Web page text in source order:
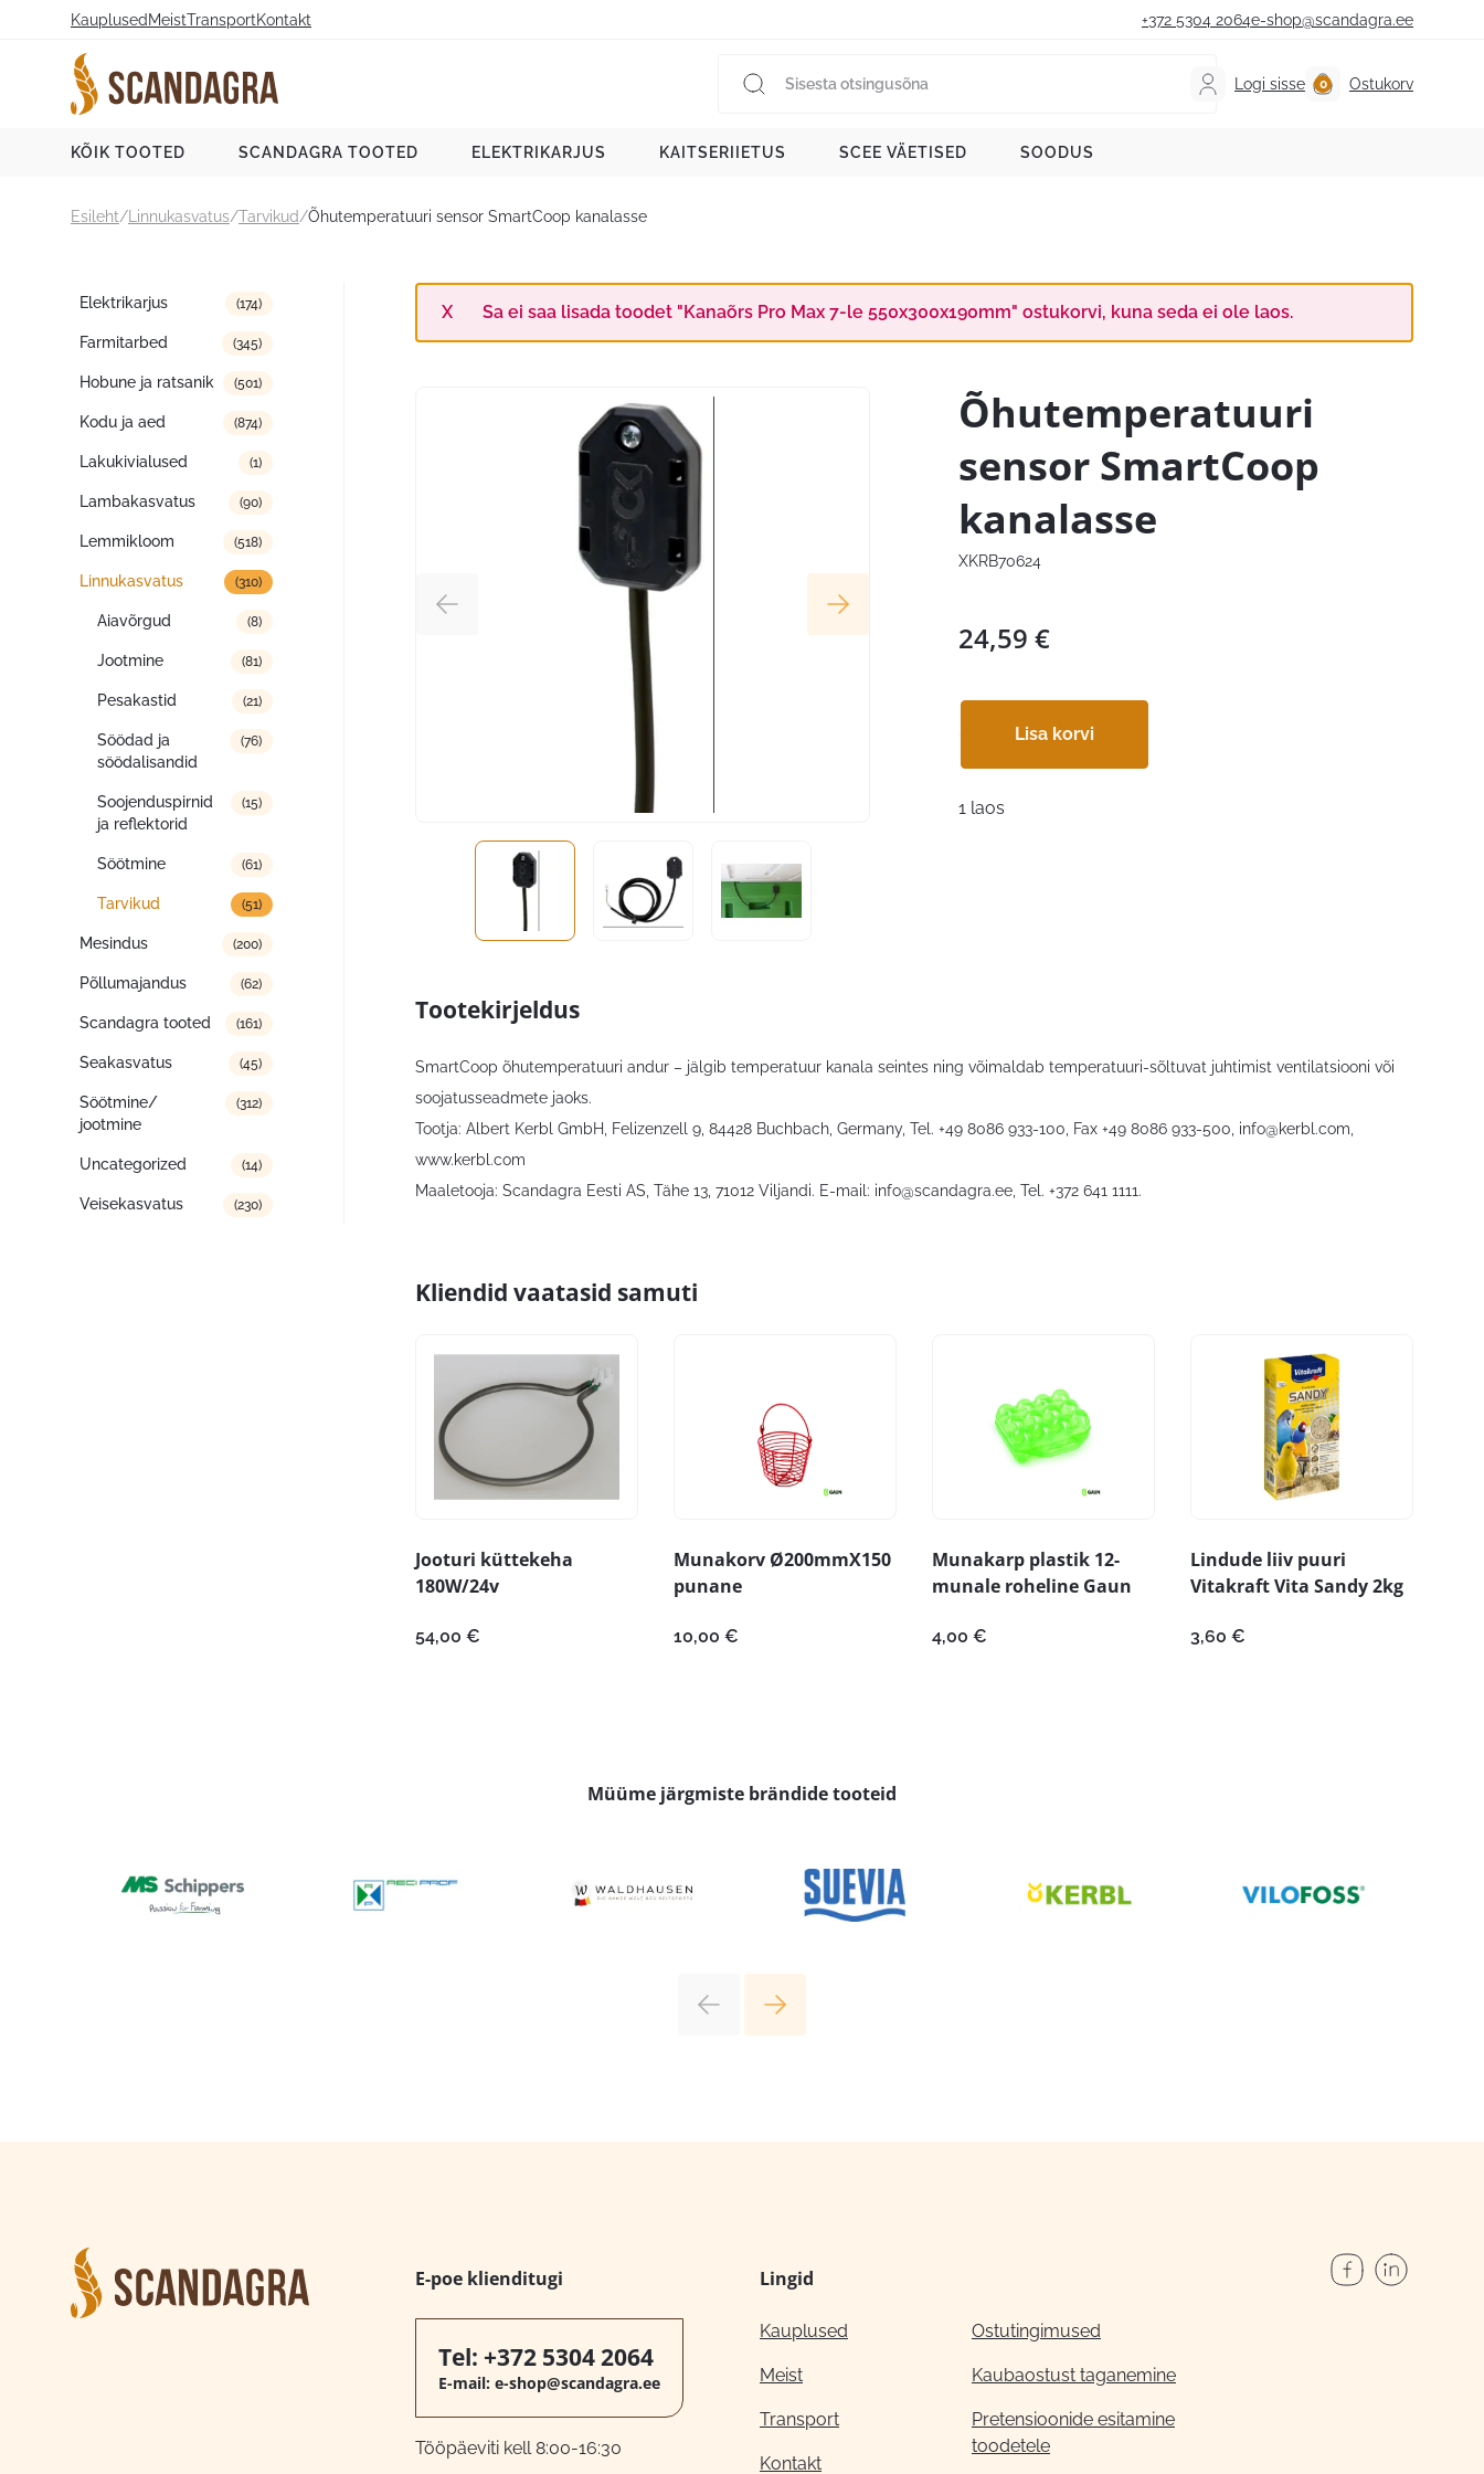
Kauplused MeistTransportKontakt +372 5304 2064e-shop@scandagra.ee
Logi sisse Ostukorv
KÕIK TOOTED SCANDAGRA TOOTED ELEKTRIKARJUS KAITSERIIETUS SCEE VÄETISED SOODUS
Esileht/ Linnukasvatus/Tarvikud/Õhutemperatuuri sensor SmartCoop kanalasse
Tootekategooriad
Elektrikarjus (174)
Farmitarbed (345)
Hobune ja ratsanik (501)
Kodu ja aed (874)
Lakukivialused (1)
Lambakasvatus (90)
Lemmikloom (518)
Linnukasvatus (310)
Aiavõrgud (8)
Jootmine (81)
Pesakastid (21)
Söödad ja
söödalisandid
(76)
Soojenduspirnid
ja reflektorid
(15)
Söötmine (61)
Tarvikud (51)
Mesindus (200)
Põllumajandus (62)
Scandagra tooted (161)
Seakasvatus (45)
Söötmine/
jootmine
(312)
Uncategorized (14)
Veisekasvatus (230)
Sa ei saa lisada toodet "Kanaõrs Pro Max 7-le 550x300x190mm" ostukorvi, kuna seda ei ole laos.
Õhutemperatuuri
sensor SmartCoop
kanalasse
XKRB70624
24,59 €
Lisa korvi
1 laos
Tootekirjeldus
SmartCoop õhutemperatuuri andur – jälgib temperatuur kanala seintes ning võimaldab temperatuuri-sõltuvat juhtimist ventilatsiooni või
soojatusseadmete jaoks.
Tootja: Albert Kerbl GmbH, Felizenzell 9, 84428 Buchbach, Germany, Tel. +49 8086 933-100, Fax +49 8086 933-500, info@kerbl.com
www.kerbl.com
Maaletooja: Scandagra Eesti AS, Tähe 13, 71012 Viljandi. E-mail: info@scandagra.ee , Tel. +372 641 1111.
Kliendid vaatasid samuti
Jooturi küttekeha
180W/24v
54,00 €
Munakorv Ø200mmX150
punane
10,00 €
Munakarp plastik 12-
munale roheline Gaun
4,00 €
Lindude liiv puuri
Vitakraft Vita Sandy 2kg
3,60 €
Müüme järgmiste brändide tooteid
E-poe klienditugi
Tel: +372 5304 2064
E-mail: e-shop@scandagra.ee
Tööpäeviti kell 8:00-16:30
Lingid
Kauplused
Meist
Transport
Kontakt
Ostutingimused
Kaubaostust taganemine
Pretensioonide esitamine
toodetele